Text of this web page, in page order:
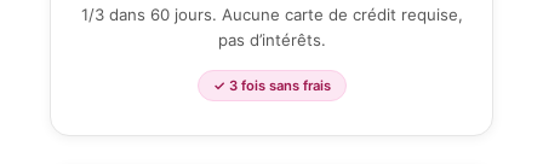
1/3 dans 60 jours. Aucune carte de crédit requise,
pas d’intérêts.
✓ 3 fois sans frais